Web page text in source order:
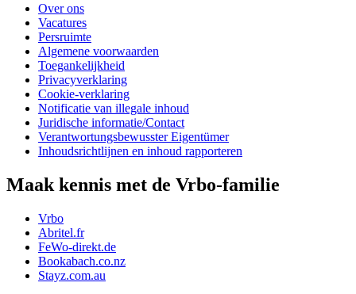
Over ons
Vacatures
Persruimte
Algemene voorwaarden
Toegankelijkheid
Privacyverklaring
Cookie-verklaring
Notificatie van illegale inhoud
Juridische informatie/Contact
Verantwortungsbewusster Eigentümer
Inhoudsrichtlijnen en inhoud rapporteren
Maak kennis met de Vrbo-familie
Vrbo
Abritel.fr
FeWo-direkt.de
Bookabach.co.nz
Stayz.com.au